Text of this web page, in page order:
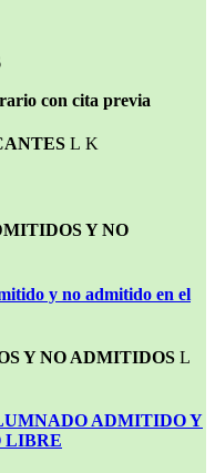
con cita previa
Y NO
y no admitido en el
Y NO ADMITIDOS
ADMITIDO Y
LIBRE